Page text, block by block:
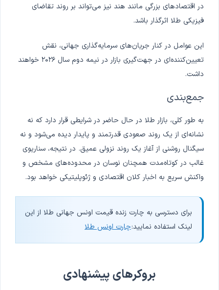
در اقتصادهای بزرگی مانند هند نیز می‌تواند بر روند تقاضای
فیزیکی طلا اثرگذار باشد.
این عوامل در کنار جریان‌های سرمایه‌گذاری جهانی، نقش
تعیین‌کننده‌ای در جهت‌گیری بازار در نیمه دوم سال ۲۰۲۶ خواهند
داشت.
جمع‌بندی
به طور کلی، بازار طلا در حال حاضر در شرایطی قرار دارد که نه
نشانه‌ای از یک روند صعودی قدرتمند و پایدار دیده می‌شود و نه
سیگنال روشنی از آغاز یک روند نزولی عمیق. در نتیجه، سناریوی
غالب در کوتاه‌مدت همچنان نوسان در محدوده‌های مشخص و
واکنش سریع به اخبار کلان اقتصادی و ژئوپلیتیکی خواهد بود.
برای دسترسی به چارت زنده قیمت اونس جهانی طلا از این
لینک استفاده نمایید:چارت اونس طلا
بروکرهای پیشنهادی